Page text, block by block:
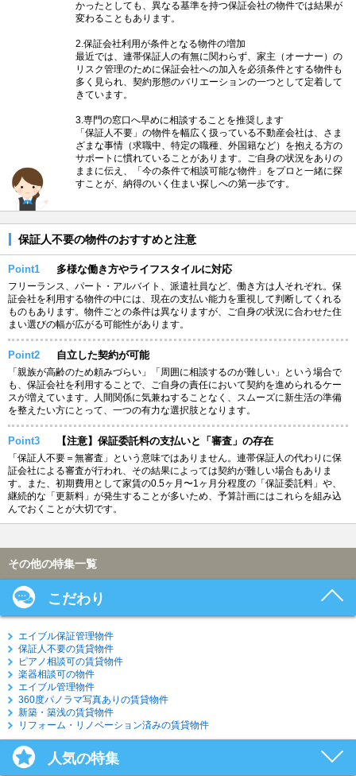
かったとしても、異なる基準を持つ保証会社の物件では結果が
変わることもあります。
2.保証会社利用が条件となる物件の増加
最近では、連帯保証人の有無に関わらず、家主（オーナー）の
リスク管理のために保証会社への加入を必須条件とする物件も
多く見られ、契約形態のバリエーションの一つとして定着して
きています。
3.専門の窓口へ早めに相談することを推奨します
「保証人不要」の物件を幅広く扱っている不動産会社は、さま
ざまな事情（求職中、特定の職種、外国籍など）を抱える方の
サポートに慣れていることがあります。ご自身の状況をありの
ままに伝え、「今の条件で相談可能な物件」をプロと一緒に探
すことが、納得のいく住まい探しへの第一歩です。
保証人不要の物件のおすすめと注意
Point1 多様な働き方やライフスタイルに対応
フリーランス、パート・アルバイト、派遣社員など、働き方は人それぞれ。保
証会社を利用する物件の中には、現在の支払い能力を重視して判断してくれる
ものもあります。物件ごとの条件は異なりますが、ご自身の状況に合わせた住
まい選びの幅が広がる可能性があります。
Point2 自立した契約が可能
「親族が高齢のため頼みづらい」「周囲に相談するのが難しい」という場合で
も、保証会社を利用することで、ご自身の責任において契約を進められるケー
スが増えています。人間関係に気兼ねすることなく、スムーズに新生活の準備
を整えたい方にとって、一つの有力な選択肢となります。
Point3 【注意】保証委託料の支払いと「審査」の存在
「保証人不要＝無審査」という意味ではありません。連帯保証人の代わりに保
証会社による審査が行われ、その結果によっては契約が難しい場合もありま
す。また、初期費用として家賃の0.5ヶ月〜1ヶ月分程度の「保証委託料」や、
継続的な「更新料」が発生することが多いため、予算計画にはこれらを組み込
んでおくことが大切です。
その他の特集一覧
こだわり
エイブル保証管理物件
保証人不要の賃貸物件
ピアノ相談可の賃貸物件
楽器相談可の物件
エイブル管理物件
360度パノラマ写真ありの賃貸物件
新築・築浅の賃貸物件
リフォーム・リノベーション済みの賃貸物件
人気の特集